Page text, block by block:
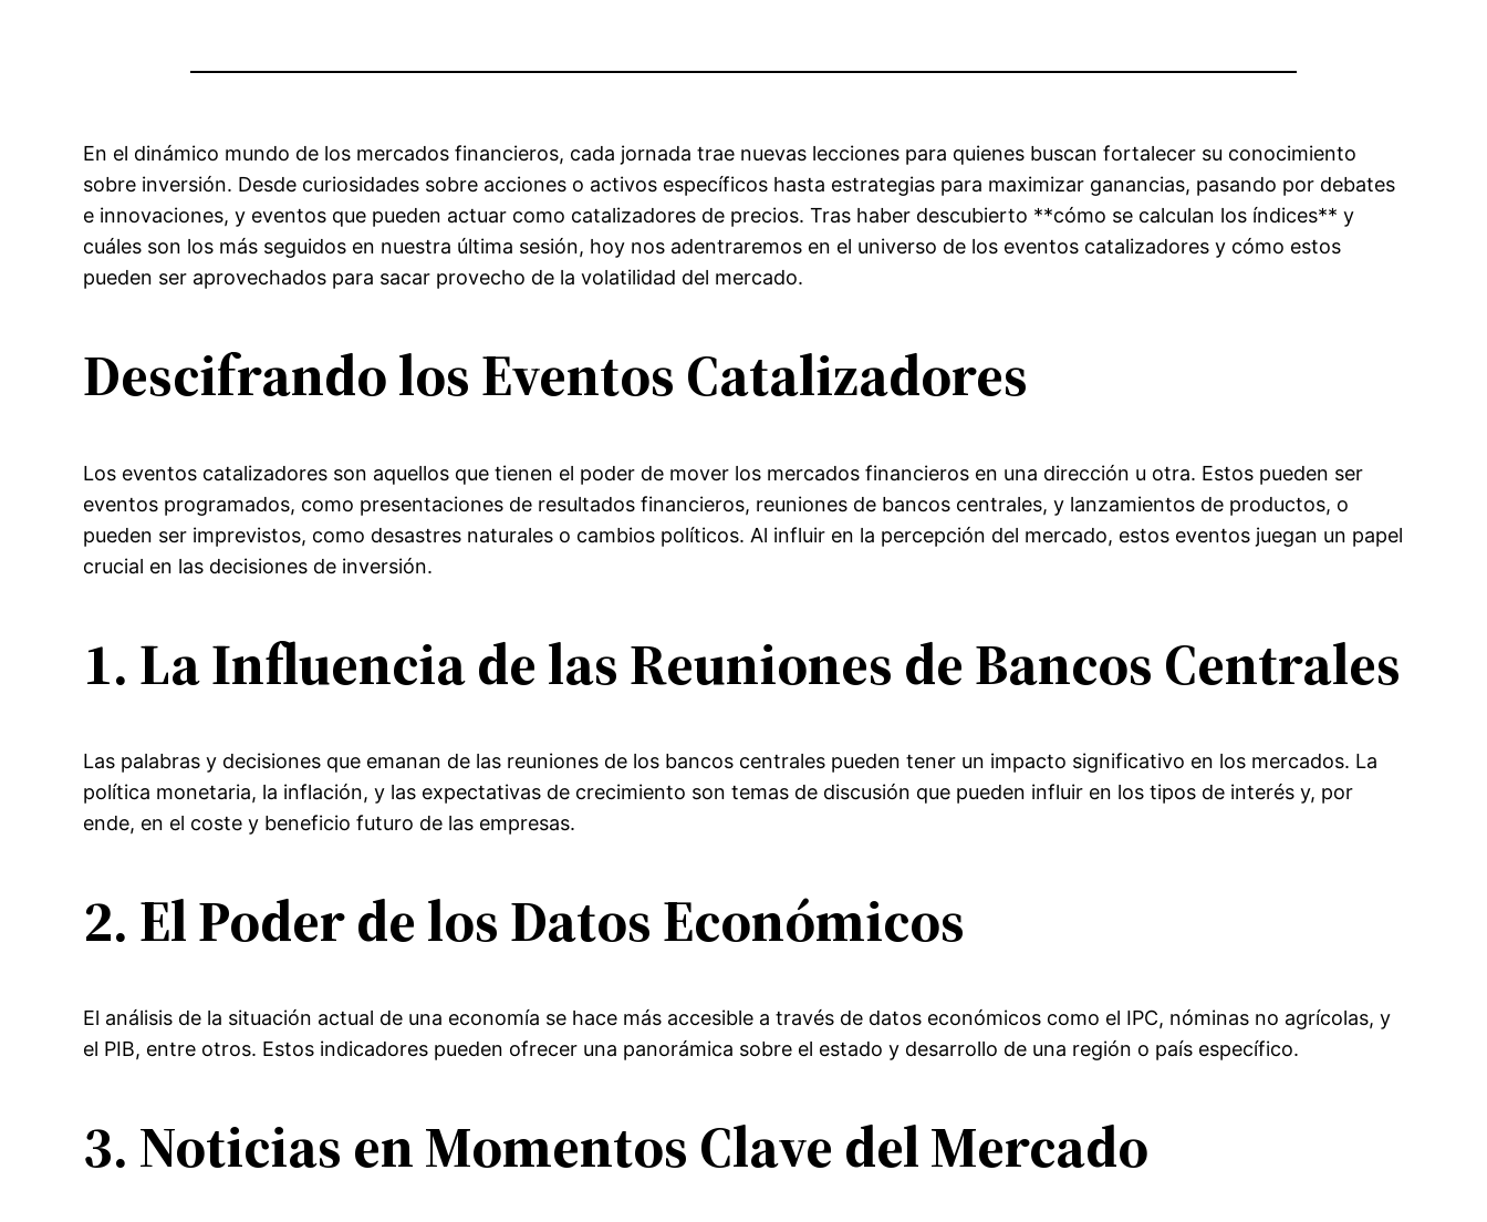
En el dinámico mundo de los mercados financieros, cada jornada trae nuevas lecciones para quienes buscan fortalecer su conocimiento
sobre inversión. Desde curiosidades sobre acciones o activos específicos hasta estrategias para maximizar ganancias, pasando por debates
e innovaciones, y eventos que pueden actuar como catalizadores de precios. Tras haber descubierto **cómo se calculan los índices** y
cuáles son los más seguidos en nuestra última sesión, hoy nos adentraremos en el universo de los eventos catalizadores y cómo estos
pueden ser aprovechados para sacar provecho de la volatilidad del mercado.
Descifrando los Eventos Catalizadores
Los eventos catalizadores son aquellos que tienen el poder de mover los mercados financieros en una dirección u otra. Estos pueden ser
eventos programados, como presentaciones de resultados financieros, reuniones de bancos centrales, y lanzamientos de productos, o
pueden ser imprevistos, como desastres naturales o cambios políticos. Al influir en la percepción del mercado, estos eventos juegan un papel
crucial en las decisiones de inversión.
1. La Influencia de las Reuniones de Bancos Centrales
Las palabras y decisiones que emanan de las reuniones de los bancos centrales pueden tener un impacto significativo en los mercados. La
política monetaria, la inflación, y las expectativas de crecimiento son temas de discusión que pueden influir en los tipos de interés y, por
ende, en el coste y beneficio futuro de las empresas.
2. El Poder de los Datos Económicos
El análisis de la situación actual de una economía se hace más accesible a través de datos económicos como el IPC, nóminas no agrícolas, y
el PIB, entre otros. Estos indicadores pueden ofrecer una panorámica sobre el estado y desarrollo de una región o país específico.
3. Noticias en Momentos Clave del Mercado